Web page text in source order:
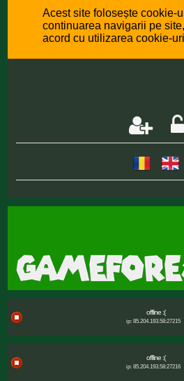
Acest site folosește cookie-
continuarea navigarii pe
acord cu utilizarea cookie-
offline :(
ip: 85.204.193.58:27215
offline :(
ip: 85.204.193.58:27216